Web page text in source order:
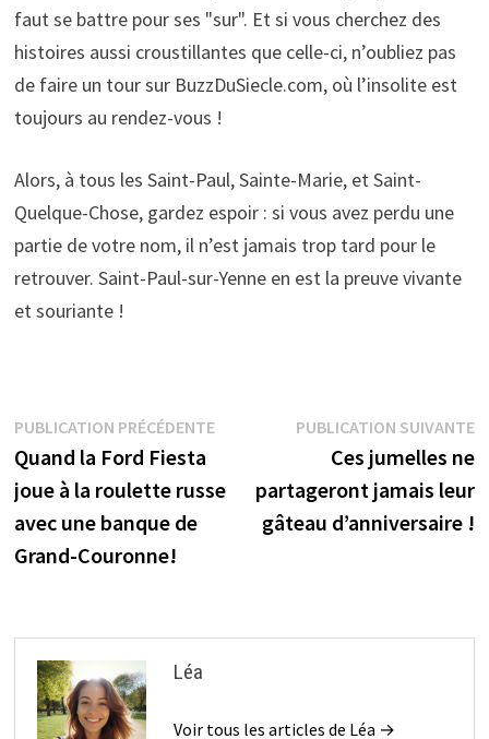
faut se battre pour ses "sur". Et si vous cherchez des
histoires aussi croustillantes que celle-ci, n’oubliez pas
de faire un tour sur BuzzDuSiecle.com, où l’insolite est
toujours au rendez-vous !
Alors, à tous les Saint-Paul, Sainte-Marie, et Saint-
Quelque-Chose, gardez espoir : si vous avez perdu une
partie de votre nom, il n’est jamais trop tard pour le
retrouver. Saint-Paul-sur-Yenne en est la preuve vivante
et souriante !
Navigation
de
l’article
PUBLICATION PRÉCÉDENTEPublication
Quand la Ford Fiesta
joue à la roulette russe
avec une banque de
Grand-Couronne!
PUBLICATION SUIVANTE
Ces jumelles ne
partageront jamais leur
gâteau d’anniversaire !
Léa
Voir tous les articles de Léa →